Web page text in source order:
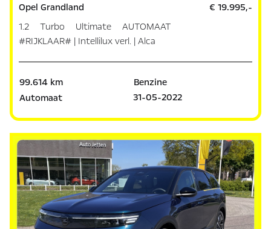
Opel Grandland
1.2 Turbo Ultimate AUTOMAAT
#RIJKLAAR# | Intellilux verl. | Alca
€ 19.995,-
99.614 km
Benzine
Automaat
31-05-2022